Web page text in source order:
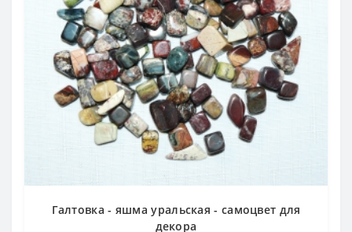
Галтовка - яшма уральская - самоцвет для
декора